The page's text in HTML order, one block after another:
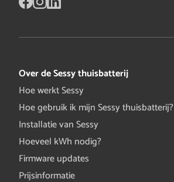
Over de Sessy thuisbatterij
Hoe werkt Sessy
Hoe gebruik ik mijn Sessy thuisbatterij?
Installatie van Sessy
Hoeveel kWh nodig?
Firmware updates
Prijsinformatie